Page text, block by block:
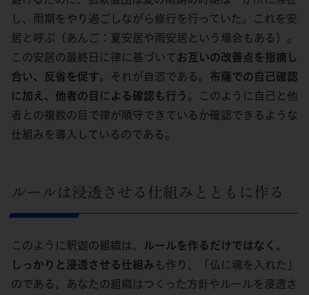
し、雨期をやり過ごしながら修行を行っていた。これを安
居と呼ぶ（あんご：夏安居や雨安居という場合もある）。
この安居の最終日に律に基づいて お互いの改善点を指摘し
合い、反省を促す。それが自恣である。 布薩での自己確認
に加え、他者の目による確認も行う 。このように自己と他
者との複数の目で律が順守できているか確認できるような
仕組みを導入しているのである。
ルールは浸透させる仕組みとともに作る
このように釈迦の組織は、
ルールを作るだけではなく、
しっかりと浸透させる仕組み も作り、「仏に魂を入れた」
のである。あなたの組織はつくった方針やルールを浸透さ